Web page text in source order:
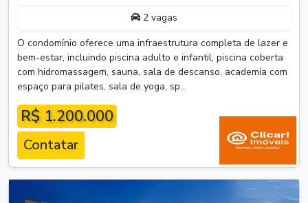
2 vagas
O condomínio oferece uma infraestrutura completa de lazer e
bem-estar, incluindo piscina adulto e infantil, piscina coberta
com hidromassagem, sauna, sala de descanso, academia com
espaço para pilates, sala de yoga, sp...
R$ 1.200.000
Contatar